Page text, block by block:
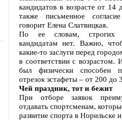
кандидатов в возрасте от 14
также письменное
говорит Елена Слатвицкая.
По ее словам, строгих
кандидатам нет. Важно,
какие-то заслуги перед
в соответствии с возрастом.
был физически способен
отрезок эстафеты – от 200 до
Чей праздник, тот и бежит
При отборе заявок
отдавать спортсменам,
развитие спорта в Норильске